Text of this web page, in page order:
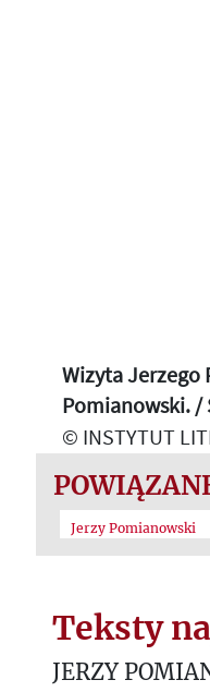
Wizyta Jerzego
Pomianowski. /
© INSTYTUT
Jerzy Pomianowski
Teksty
JERZY